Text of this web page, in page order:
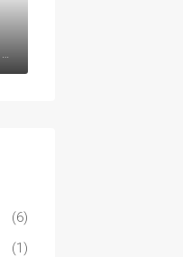
9835, Boulevard Leduc, Quartier DIX30, Brossard, Agglomération de Longueuil, Montérégie, Québec, J4Y 0B4, Canada
(6)
(1)